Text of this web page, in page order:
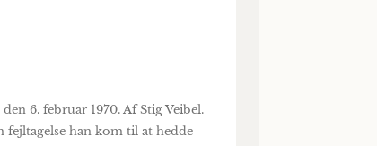
6. februar 1970. Af Stig Veibel.
fejltagelse han kom til at hedde